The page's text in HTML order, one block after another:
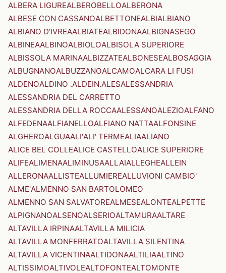
ALBERA LIGUREALBEROBELLOALBERONA
ALBESE CON CASSANOALBETTONEALBIALBIANO
ALBIANO D'IVREAALBIATEALBIDONAALBIGNASEGO
ALBINEAALBINOALBIOLOALBISOLA SUPERIORE
ALBISSOLA MARINAALBIZZATEALBONESEALBOSAGGIA
ALBUGNANOALBUZZANOALCAMOALCARA LI FUSI
ALDENOALDINO .ALDEIN.ALESALESSANDRIA
ALESSANDRIA DEL CARRETTO
ALESSANDRIA DELLA ROCCAALESSANOALEZIOALFANO
ALFEDENAALFIANELLOALFIANO NATTAALFONSINE
ALGHEROALGUAALI'ALI' TERMEALIAALIANO
ALICE BEL COLLEALICE CASTELLOALICE SUPERIORE
ALIFEALIMENAALIMINUSAALLAIALLEGHEALLEIN
ALLERONAALLISTEALLUMIEREALLUVIONI CAMBIO'
ALME'ALMENNO SAN BARTOLOMEO
ALMENNO SAN SALVATOREALMESEALONTEALPETTE
ALPIGNANOALSENOALSERIOALTAMURAALTARE
ALTAVILLA IRPINAALTAVILLA MILICIA
ALTAVILLA MONFERRATOALTAVILLA SILENTINA
ALTAVILLA VICENTINAALTIDONAALTILIAALTINO
ALTISSIMOALTIVOLEALTOFONTEALTOMONTE